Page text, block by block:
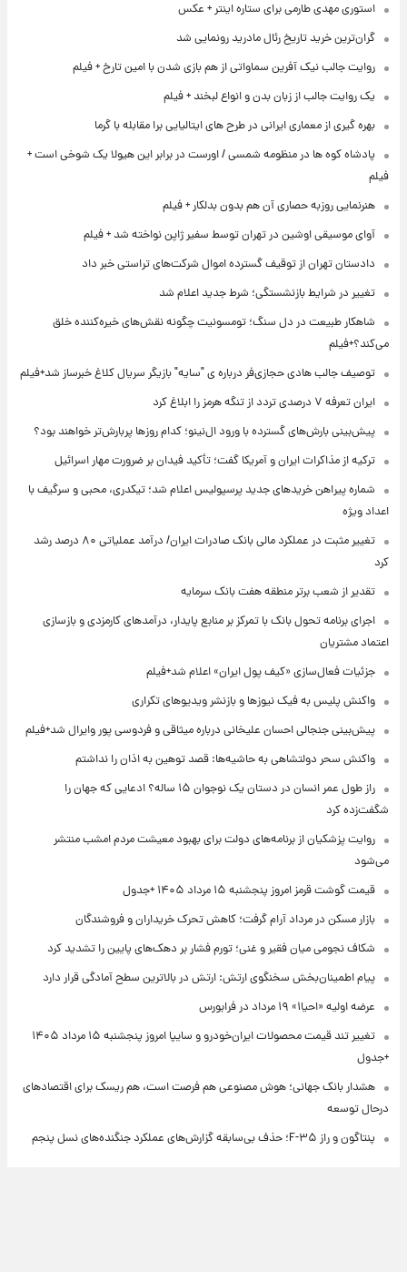
استوری مهدی طارمی برای ستاره اینتر + عکس
گران‌ترین خرید تاریخ رئال مادرید رونمایی شد
روایت جالب نیک آفرین سماواتی از هم بازی شدن با امین تارخ + فیلم
یک روایت جالب از زبان بدن و انواع لبخند + فیلم
بهره گیری از معماری ایرانی در طرح های ایتالیایی برا مقابله با گرما
پادشاه کوه ها در منظومه شمسی / اورست در برابر این هیولا یک شوخی است +
فیلم
هنرنمایی روزبه حصاری آن هم بدون بدلکار + فیلم
آوای موسیقی اوشین در تهران توسط سفیر ژاپن نواخته شد + فیلم
دادستان تهران از توقیف گسترده اموال شرکت‌های تراستی خبر داد
تغییر در شرایط بازنشستگی؛ شرط جدید اعلام شد
شاهکار طبیعت در دل سنگ؛ تومسونیت چگونه نقش‌های خیره‌کننده خلق
می‌کند؟+فیلم
توصیف جالب هادی حجازی‌فر درباره ی "سایه" بازیگر سریال کلاغ خبرساز شد+فیلم
ایران تعرفه ۷ درصدی تردد از تنگه هرمز را ابلاغ کرد
پیش‌بینی بارش‌های گسترده با ورود ال‌نینو؛ کدام روزها پربارش‌تر خواهند بود؟
ترکیه از مذاکرات ایران و آمریکا گفت؛ تأکید فیدان بر ضرورت مهار اسرائیل
شماره پیراهن خریدهای جدید پرسپولیس اعلام شد؛ تیکدری، محبی و سرگیف با
اعداد ویژه
تغییر مثبت در عملکرد مالی بانک صادرات ایران/ درآمد عملیاتی ۸۰ درصد رشد
کرد
تقدیر از شعب برتر منطقه هفت بانک سرمایه
اجرای برنامه تحول بانک با تمرکز بر منابع پایدار، درآمدهای کارمزدی و بازسازی
اعتماد مشتریان
جزئیات فعال‌سازی «کیف پول ایران» اعلام شد+فیلم
واکنش پلیس به فیک نیوزها و بازنشر ویدیوهای تکراری
پیش‌بینی جنجالی احسان علیخانی درباره میثاقی و فردوسی پور وایرال شد+فیلم
واکنش سحر دولتشاهی به حاشیه‌ها: قصد توهین به اذان را نداشتم
راز طول عمر انسان در دستان یک نوجوان ۱۵ ساله؟ ادعایی که جهان را
شگفت‌زده کرد
روایت پزشکیان از برنامه‌های دولت برای بهبود معیشت مردم امشب منتشر
می‌شود
قیمت گوشت قرمز امروز پنجشنبه ۱۵ مرداد ۱۴۰۵ +جدول
بازار مسکن در مرداد آرام گرفت؛ کاهش تحرک خریداران و فروشندگان
شکاف نجومی میان فقیر و غنی؛ تورم فشار بر دهک‌های پایین را تشدید کرد
پیام اطمینان‌بخش سخنگوی ارتش: ارتش در بالاترین سطح آمادگی قرار دارد
عرضه اولیه «احیا۱» ۱۹ مرداد در فرابورس
تغییر تند قیمت محصولات ایران‌خودرو و سایپا امروز پنجشنبه ۱۵ مرداد ۱۴۰۵
+جدول
هشدار بانک جهانی؛ هوش مصنوعی هم فرصت است، هم ریسک برای اقتصادهای
درحال توسعه
پنتاگون و راز F-۳۵؛ حذف بی‌سابقه گزارش‌های عملکرد جنگنده‌های نسل پنجم